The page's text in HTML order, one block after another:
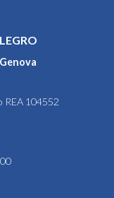
REA 104552